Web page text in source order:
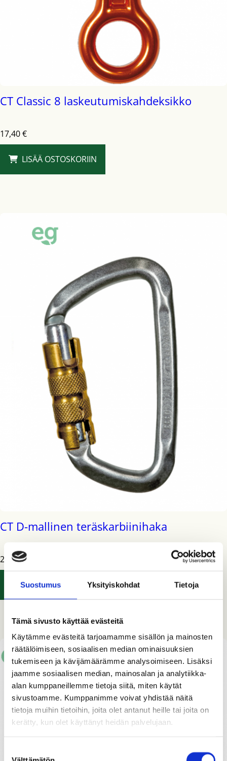
Suostumus Yksityiskohdat Tietoja
Tämä sivusto käyttää evästeitä
Käytämme evästeitä tarjoamamme sisällön ja mainosten
räätälöimiseen, sosiaalisen median ominaisuuksien
tukemiseen ja kävijämäärämme analysoimiseen. Lisäksi
jaamme sosiaalisen median, mainosalan ja analytiikka-
alan kumppaneillemme tietoja siitä, miten käytät
sivustoamme. Kumppanimme voivat yhdistää näitä
tietoja muihin tietoihin, joita olet antanut heille tai joita on
kerätty, kun olet käyttänyt heidän palvelujaan.
CT Classic 8 laskeutumiskahdeksikko
17,40€
LISÄÄ OSTOSKORIIN
CT D-mallinen teräskarbiinihaka
24,40€
LISÄÄ OSTOSKORIIN